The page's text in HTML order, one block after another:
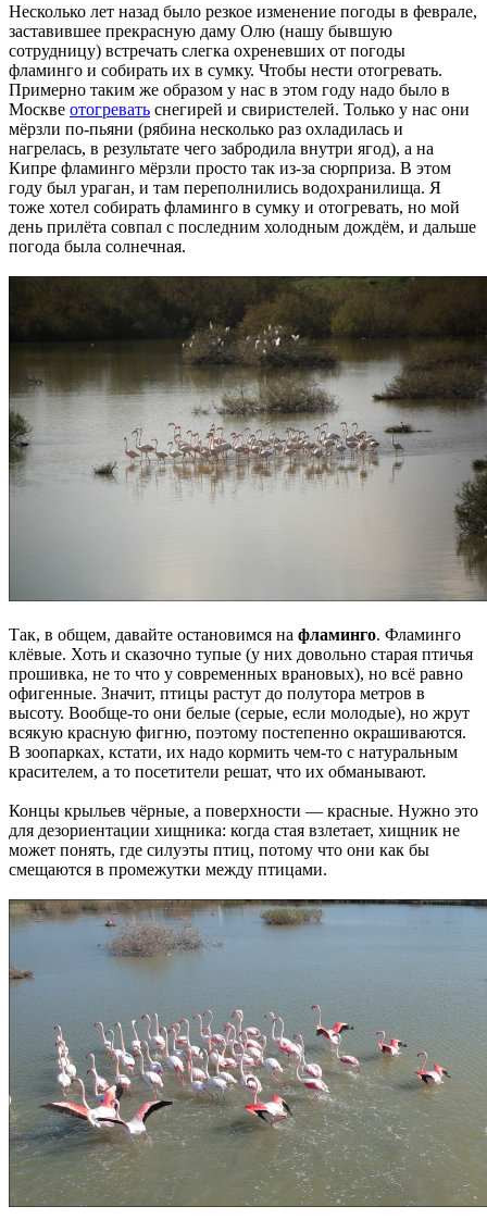
Несколько лет назад было резкое изменение погоды в феврале,
заставившее прекрасную даму Олю (нашу бывшую
сотрудницу) встречать слегка охреневших от погоды
фламинго и собирать их в сумку. Чтобы нести отогревать.
Примерно таким же образом у нас в этом году надо было в
Москве отогревать снегирей и свиристелей. Только у нас они
мёрзли по-пьяни (рябина несколько раз охладилась и
нагрелась, в результате чего забродила внутри ягод), а на
Кипре фламинго мёрзли просто так из-за сюрприза. В этом
году был ураган, и там переполнились водохранилища. Я
тоже хотел собирать фламинго в сумку и отогревать, но мой
день прилёта совпал с последним холодным дождём, и дальше
погода была солнечная.
Так, в общем, давайте остановимся на фламинго. Фламинго
клёвые. Хоть и сказочно тупые (у них довольно старая птичья
прошивка, не то что у современных врановых), но всё равно
офигенные. Значит, птицы растут до полутора метров в
высоту. Вообще-то они белые (серые, если молодые), но жрут
всякую красную фигню, поэтому постепенно окрашиваются.
В зоопарках, кстати, их надо кормить чем-то с натуральным
красителем, а то посетители решат, что их обманывают.
Концы крыльев чёрные, а поверхности — красные. Нужно это
для дезориентации хищника: когда стая взлетает, хищник не
может понять, где силуэты птиц, потому что они как бы
смещаются в промежутки между птицами.